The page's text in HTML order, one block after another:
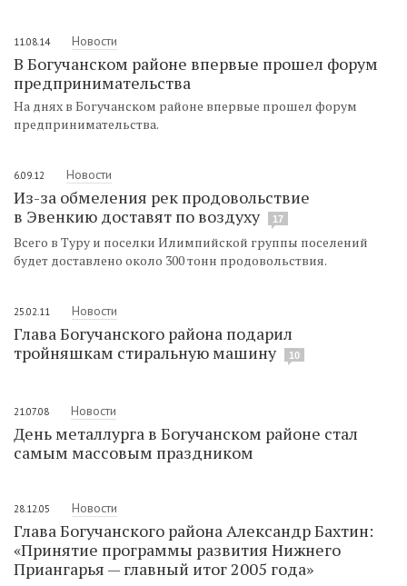
11.08.14 Новости
В Богучанском районе впервые прошел форум
предпринимательства
На днях в Богучанском районе впервые прошел форум
предпринимательства.
6.09.12 Новости
Из-за обмеления рек продовольствие
в Эвенкию доставят по воздуху
17
Всего в Туру и поселки Илимпийской группы поселений
будет доставлено около 300 тонн продовольствия.
25.02.11 Новости
Глава Богучанского района подарил
тройняшкам стиральную машину
10
21.07.08 Новости
День металлурга в Богучанском районе стал
самым массовым праздником
28.12.05 Новости
Глава Богучанского района Александр Бахтин:
«Принятие программы развития Нижнего
Приангарья — главный итог 2005 года»